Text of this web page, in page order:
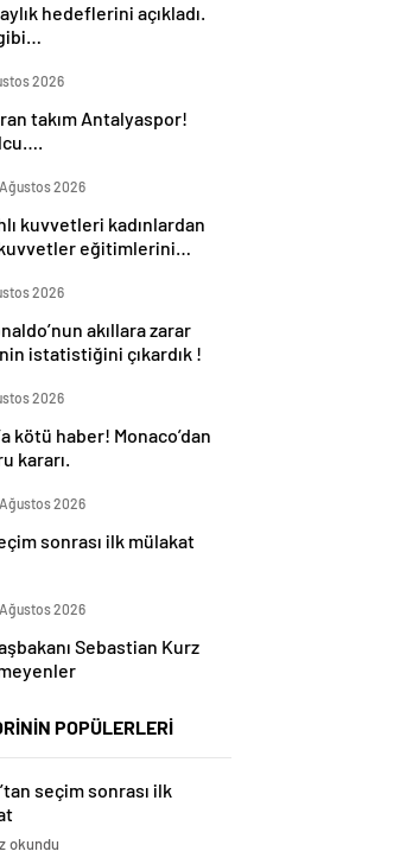
hedeflerini açıkladı.
2026
takım Antalyaspor!
2026
kuvvetleri kadınlardan
eğitimlerini
2026
akıllara zarar
istatistiğini çıkardık !
2026
kötü haber! Monaco’dan
kararı.
2026
sonrası ilk mülakat
2026
Sebastian Kurz
POPÜLERLERİ
seçim sonrası ilk
okundu